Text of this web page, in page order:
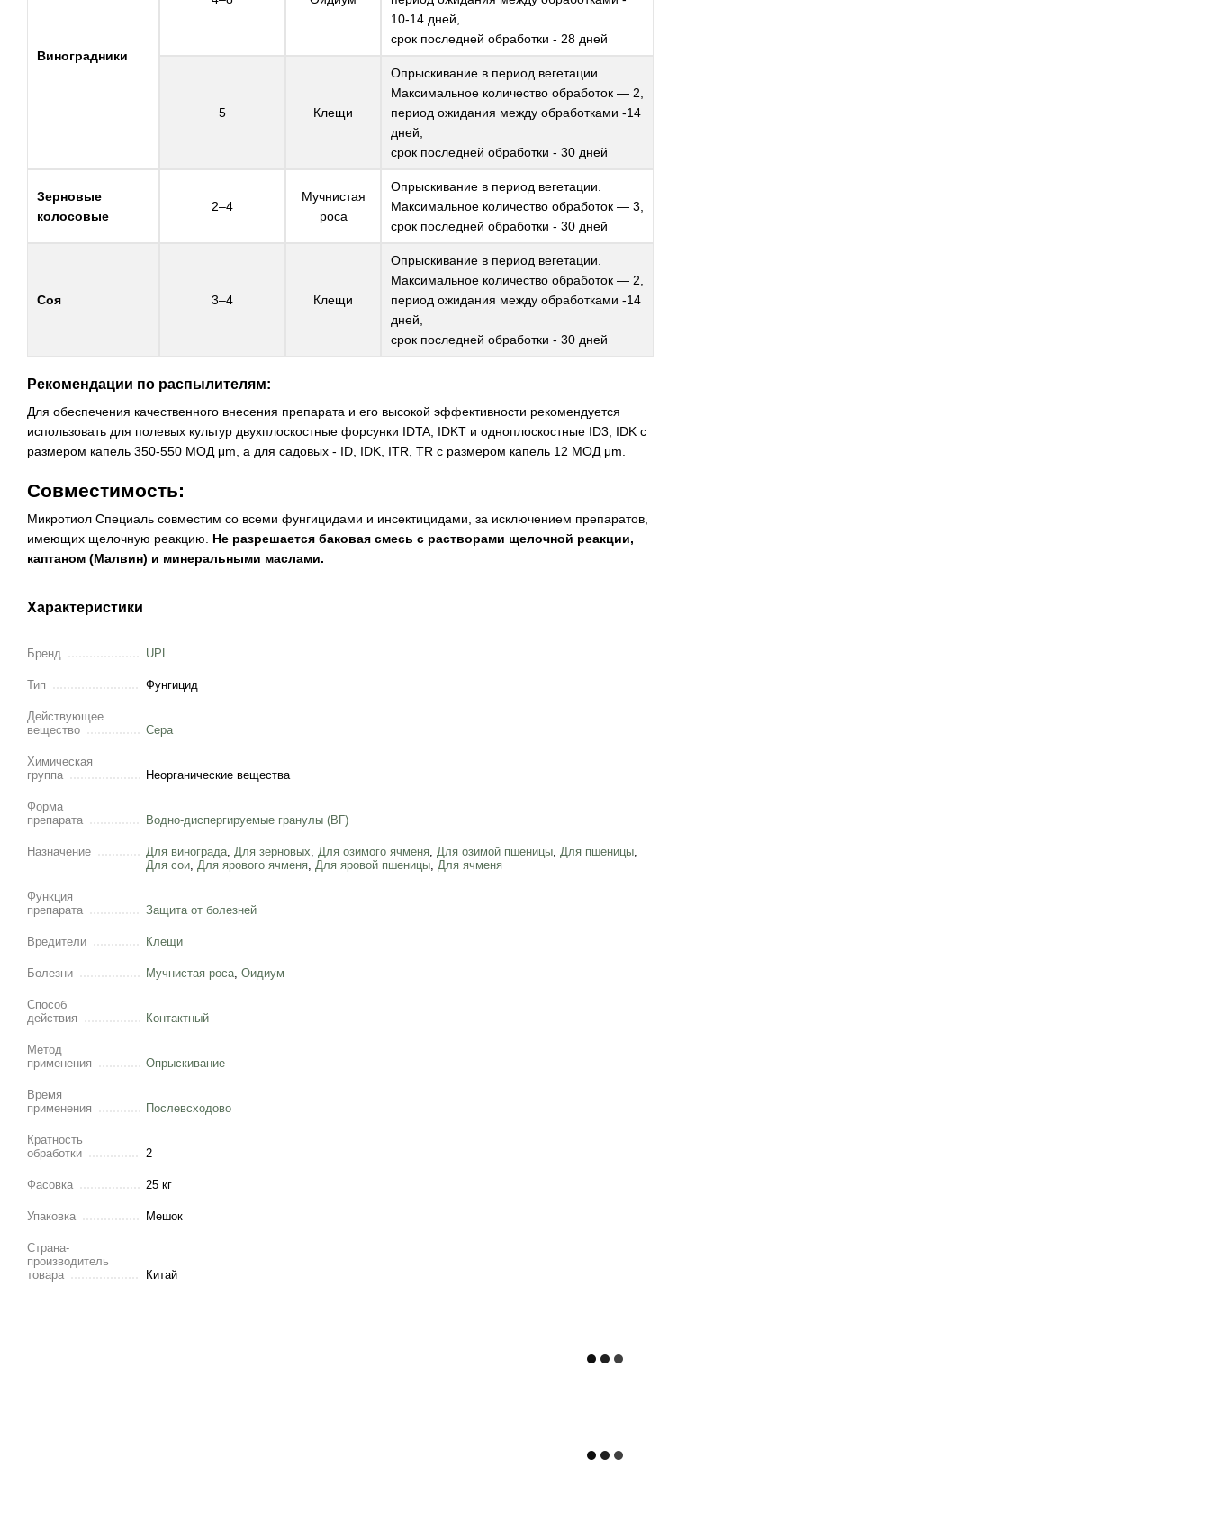
Виноградники
10-14 дней,
срок последней обработки - 28 дней
5 Клещи
Опрыскивание в период вегетации.
Максимальное количество обработок — 2,
период ожидания между обработками -14
дней,
срок последней обработки - 30 дней
Зерновые
колосовые
2–4
Мучнистая
роса
Опрыскивание в период вегетации.
Максимальное количество обработок — 3,
срок последней обработки - 30 дней
Соя 3–4 Клещи
Опрыскивание в период вегетации.
Максимальное количество обработок — 2,
период ожидания между обработками -14
дней,
срок последней обработки - 30 дней
Рекомендации по распылителям:
Для обеспечения качественного внесения препарата и его высокой эффективности рекомендуется
использовать для полевых культур двухплоскостные форсунки IDTA, IDKT и одноплоскостные ID3, IDK с
размером капель 350-550 МОД μm, а для садовых - ID, IDK, ITR, TR с размером капель 12 МОД μm.
Совместимость:
Микротиол Специаль совместим со всеми фунгицидами и инсектицидами, за исключением препаратов,
имеющих щелочную реакцию. Не разрешается баковая смесь с растворами щелочной реакции,
каптаном (Малвин) и минеральными маслами.
Характеристики
Бренд UPL
Тип Фунгицид
Действующее
вещество
Сера
Химическая
группа
Неорганические вещества
Форма
препарата
Водно-диспергируемые гранулы (ВГ)
Назначение Для винограда Для зерновых Для озимого ячменя Для озимой пшеницы Для пшеницы
Для сои Для ярового ячменя Для яровой пшеницы Для ячменя
Функция
препарата
Защита от болезней
Вредители Клещи
Болезни Мучнистая роса Оидиум
Способ
действия
Контактный
Метод
применения
Опрыскивание
Время
применения
Послевсходово
Кратность
обработки
2
Фасовка 25 кг
Упаковка Мешок
Страна-
производитель
товара
Китай